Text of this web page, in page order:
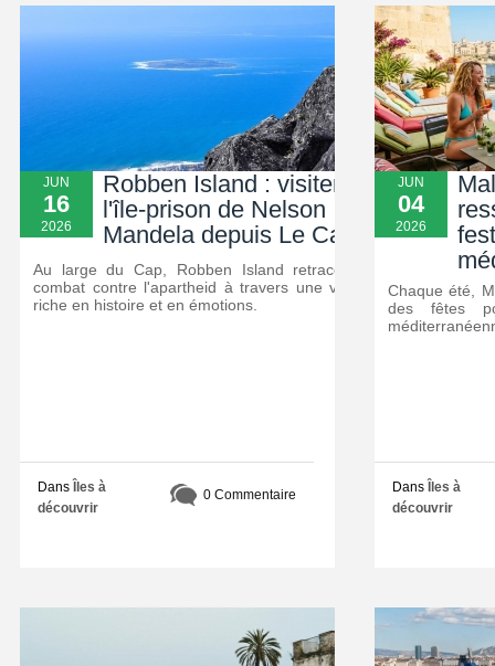
JUN
16
2026
Robben Island : visiter
l'île-prison de Nelson
Mandela depuis Le Cap
Au large du Cap, Robben Island retrace le
combat contre l'apartheid à travers une visite
riche en histoire et en émotions.
Dans
Îles à
découvrir
0 Commentaire
JUN
04
2026
Chaque été,
des fêtes
Dans
Îles à
découvrir